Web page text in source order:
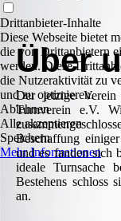
Über
Der jetzige
Turnverein e.V.
Beschaffung
und es fanden sich
ideale Turnsache
Bestehens schloss
an.
Drittanbieter-Inhalte
Diese Webseite bietet
die von Drittanbietern
werden. Diese
die Nutzeraktivität zu
und zu optimieren.
Ablehnen
Alle akzeptieren
Speichern
Mehr Informationen